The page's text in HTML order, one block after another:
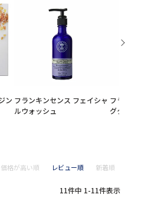
ン フランキンセンス フェイシャ
ルウォッシュ
フランキン
グクリーム
価格が高い順 レビュー順 新着順
11件中 1-11件表示